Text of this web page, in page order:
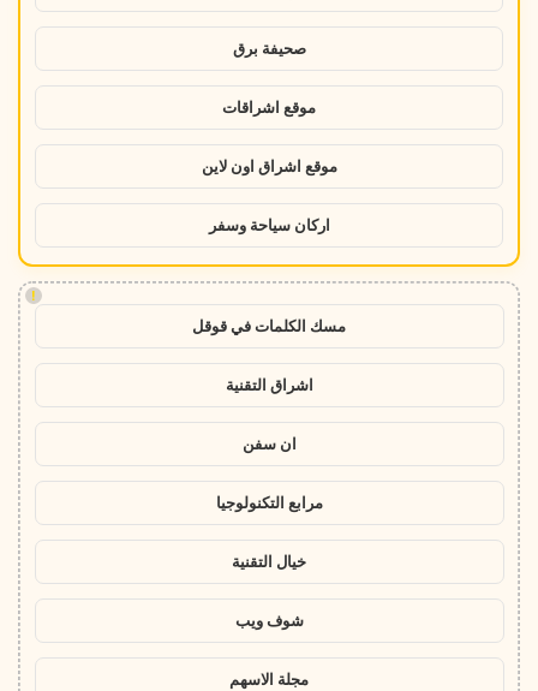
صحيفة برق
موقع اشراقات
موقع اشراق اون لاين
اركان سياحة وسفر
!
مسك الكلمات في قوقل
اشراق التقنية
ان سفن
مرابع التكنولوجيا
خيال التقنية
شوف ويب
مجلة الاسهم